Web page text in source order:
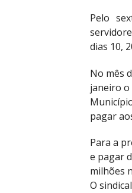
Pelo
dias 10,
No mês
janeiro o
pagar
Para a
e pagar
milhões
O